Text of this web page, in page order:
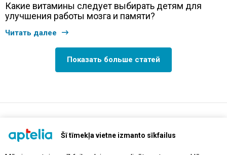
Šī tīmekļa vietne izmanto sīkfailus
Какие витамины следует выбирать детям для
улучшения работы мозга и памяти?
Читать далее
Показать больше статей